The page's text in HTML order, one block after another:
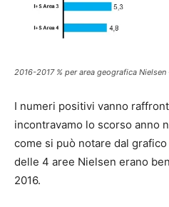
2016-2017 % per area geografica
I numeri positivi vanno
incontravamo lo scorso anno
come si può notare dal
delle 4 aree Nielsen erano
2016.